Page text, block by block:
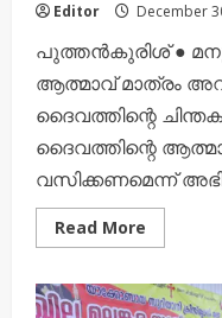
Editor December
പുത്തൻകുരിശ് ●
ആത്മാവ് മാത്രം
ദൈവത്തിന്റെ
ദൈവത്തിന്റെ
വസിക്കണമെന്ന്
Read More
more
താഴ്മയും